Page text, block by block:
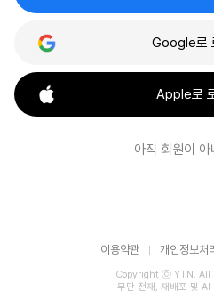
Google로
Apple로
아직 회원이
이용약관 개인정보처
Copyright ⓒ YTN. All
무단 전재, 재배포 및 AI